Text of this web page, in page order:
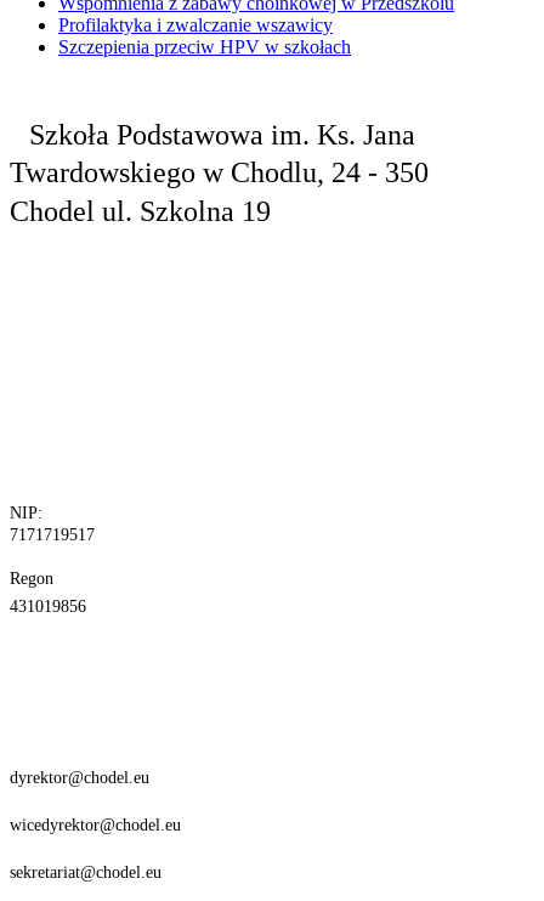
Profilaktyka i zwalczanie wszawicy
Szczepienia przeciw HPV w szkołach
Szkoła Podstawowa im. Ks. Jana
Twardowskiego w Chodlu, 24 - 350
Chodel ul. Szkolna 19
NIP:
7171719517
Regon
431019856
dyrektor@chodel.eu
wicedyrektor@chodel.eu
sekretariat@chodel.eu